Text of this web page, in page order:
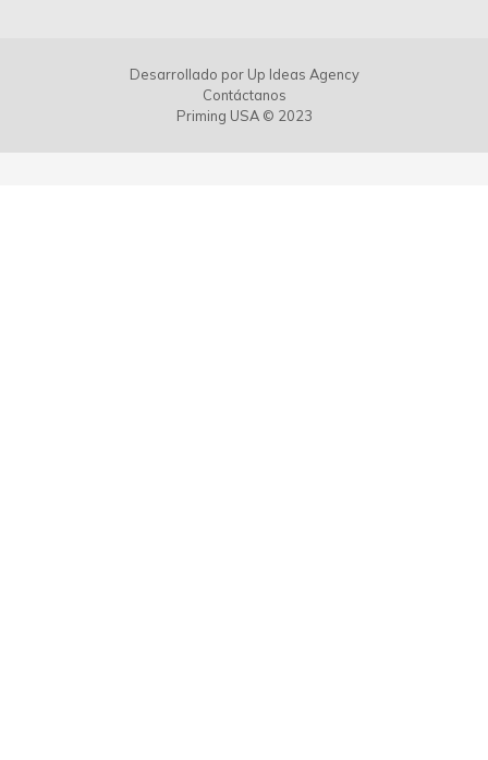
Desarrollado por Up Ideas Agency
Contáctanos
Priming USA © 2023